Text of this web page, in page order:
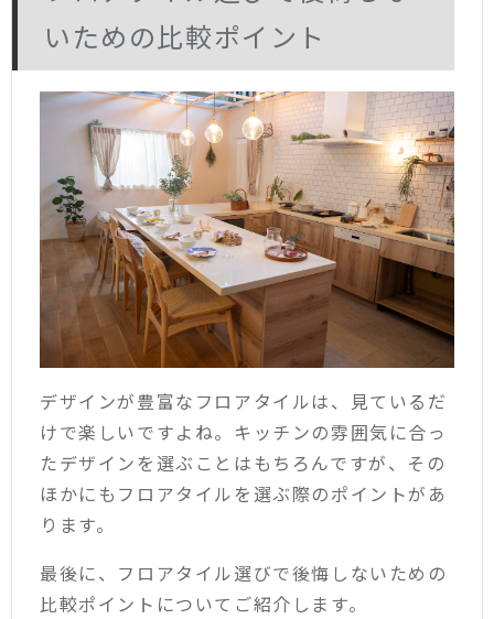
いための比較ポイント
デザインが豊富なフロアタイルは、見ているだ
けで楽しいですよね。キッチンの雰囲気に合っ
たデザインを選ぶことはもちろんですが、その
ほかにもフロアタイルを選ぶ際のポイントがあ
ります。
最後に、フロアタイル選びで後悔しないための
比較ポイントについてご紹介します。